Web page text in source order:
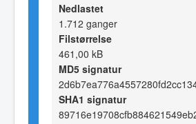
Nedlastet
1.712 ganger
Filstørrelse
461,00 kB
MD5 signatur
SHA1 signatur